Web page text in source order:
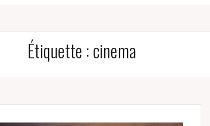
Étiquette :cinema